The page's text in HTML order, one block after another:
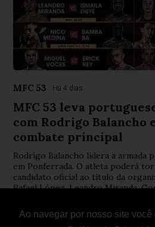
Ao navegar por nosso site você
MFC 53 Há 4 dias
MFC 53 leva
com Rodrigo Balancho
combate principal
Rodrigo Balancho lidera a armada
em Ponferrada. O atleta poderá
candidato oficial ao título da
Rafael López, Leandro Miranda,
Sandro Correia também
internacional de MMA, Kickboxing e